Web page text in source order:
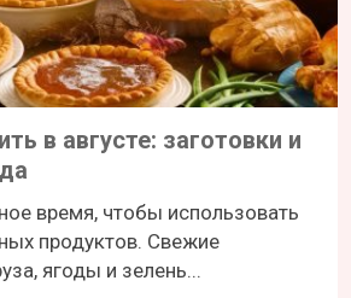
в августе: заготовки и
время, чтобы использовать
продуктов. Свежие
ягоды и зелень...